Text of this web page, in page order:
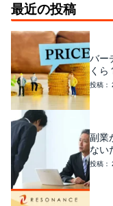
最近の投稿
バー
くら
副業
ない